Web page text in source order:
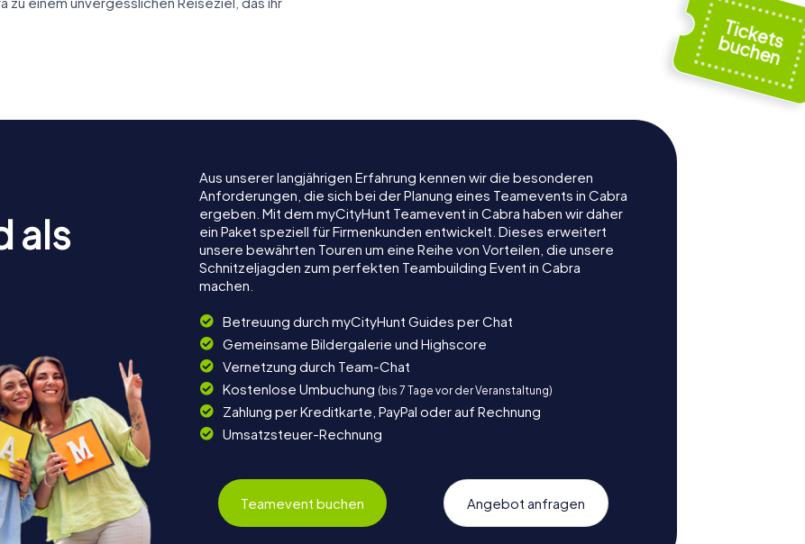
als
Aus unserer langjährigen Erfahrung kennen wir die besonderen
Anforderungen, die sich bei der Planung eines Teamevents in Cabra
ergeben. Mit dem myCityHunt Teamevent in Cabra haben wir daher
ein Paket speziell für Firmenkunden entwickelt. Dieses erweitert
unsere bewährten Touren um eine Reihe von Vorteilen, die unsere
Schnitzeljagden zum perfekten Teambuilding Event in Cabra
machen.
Betreuung durch myCityHunt Guides per Chat
Gemeinsame Bildergalerie und Highscore
Vernetzung durch Team-Chat
Kostenlose Umbuchung (bis 7 Tage vor der Veranstaltung)
Zahlung per Kreditkarte, PayPal oder auf Rechnung
Umsatzsteuer-Rechnung
Teamevent buchen Angebot anfragen